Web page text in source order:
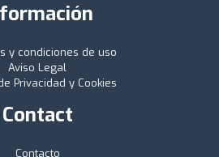
y condiciones de uso
Aviso Legal
Privacidad y Cookies
Contact
Contacto